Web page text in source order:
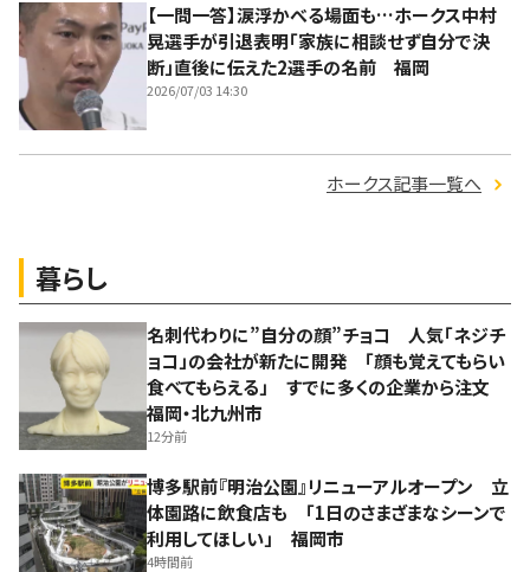
【一問一答】涙浮かべる場面も…ホークス中村
晃選手が引退表明「家族に相談せず自分で決
断」直後に伝えた2選手の名前 福岡
2026/07/03 14:30
ホークス記事一覧へ
暮らし
名刺代わりに”自分の顔”チョコ 人気「ネジチ
ョコ」の会社が新たに開発 「顔も覚えてもらい
食べてもらえる」 すでに多くの企業から注文
福岡・北九州市
12分前
博多駅前『明治公園』リニューアルオープン 立
体園路に飲食店も 「1日のさまざまなシーンで
利用してほしい」 福岡市
4時間前